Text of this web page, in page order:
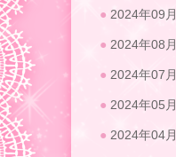
2024年09月
2024年08月
2024年07月
2024年05月
2024年04月